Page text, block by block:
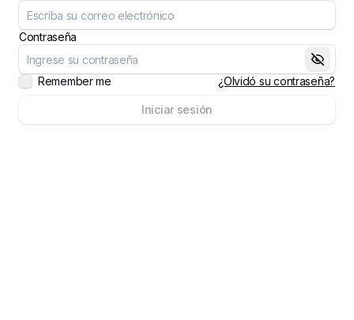
Contraseña
Remember me ¿Olvidó su contraseña?
Iniciar sesión